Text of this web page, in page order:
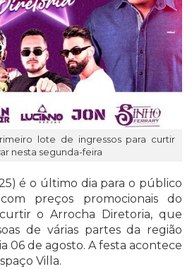
lote de ingressos para curtir
nesta segunda-feira
é o último dia para o público
preços promocionais do
o Arrocha Diretoria, que
de várias partes da região
06 de agosto. A festa acontece
Villa.